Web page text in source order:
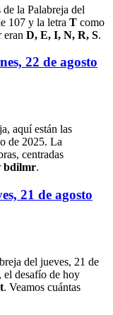
la Palabreja del
107 y la letra T como
eran D, E, I, N, R, S.
22 de agosto
aquí están las
de 2025. La
centradas
bdilmr.
21 de agosto
del jueves, 21 de
el desafío de hoy
t. Veamos cuántas